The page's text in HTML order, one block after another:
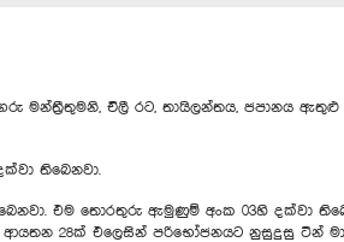
චිලී රට, තායිලන්තය, ජපානය ඇතුළු
තිබෙනවා.
එම තොරතුරු ඇමුණුම් අංක 03හි දක්වා
ආයතන 28ක් එලෙසින් පරිභෝජනයට නුසුදුසු ටින්